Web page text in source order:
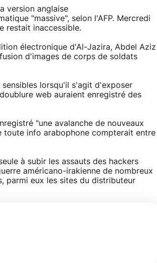
version anglaise
"massive", selon l'AFP. Mercredi
restait inaccessible.
électronique d'Al-Jazira, Abdel Aziz
d'images de corps de soldats
lorsqu'il s'agit d'exposer
web auraient enregistré des
"une avalanche de nouveaux
toute info arabophone compterait entre
à subir les assauts des hackers
américano-irakienne de nombreux
parmi eux les sites du distributeur